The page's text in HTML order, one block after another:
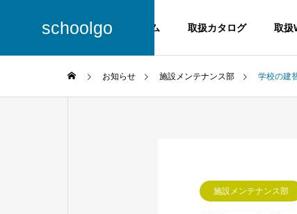
schoolgo ホーム 取扱カタログ 取扱
お知らせ 施設メンテナンス部 学校の建
施設メンテナンス部